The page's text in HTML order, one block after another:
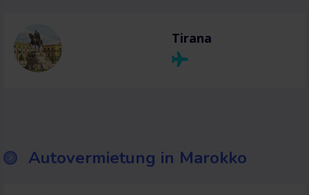
Tirana
Autovermietung in Marokko